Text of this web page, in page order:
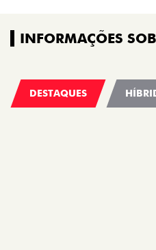
INFORMAÇÕES
DESTAQUES